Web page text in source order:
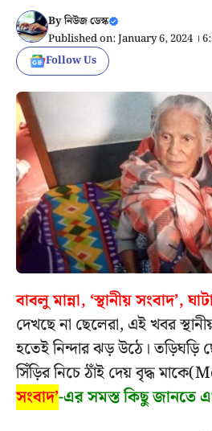
Byনিউজ ডেস্ক
Published on: January 6, 2024 ।
Follow Us
বাবলু মান্না, ‘স্থানীয় সংবাদ’,
দেখছে না ছেলেরা, এই খবর
হতেই নিন্দার ঝড় উঠে। তড়িঘড়ি
সিঁড়ির নিচে ঠাঁই দেয় বৃদ্ধ
সংবাদ’-এর সমস্ত কিছু জানতে